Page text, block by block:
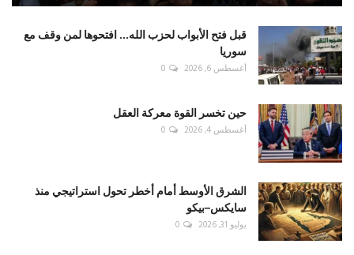
قبل فتح الأبواب لحزب الله... افتحوها لمن وقف مع
سوريا
أغسطس 6, 2026 0
حين تخسر القوة معركة العقل
أغسطس 4, 2026 0
الشرق الأوسط أمام أخطر تحول استراتيجي منذ
سايكس–بيكو
يوليو 31, 2026 0